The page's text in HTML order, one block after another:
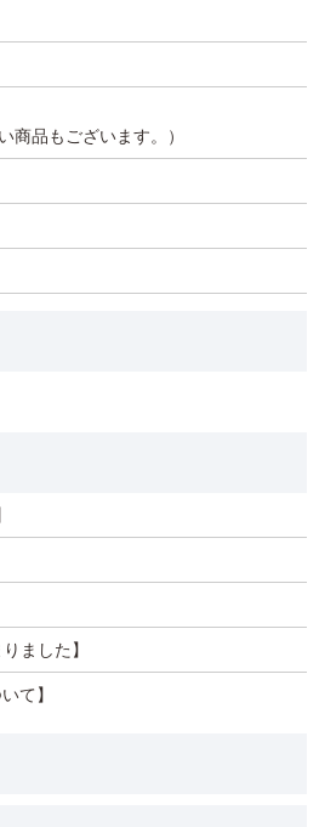
商品もございます。）
ました】
て】